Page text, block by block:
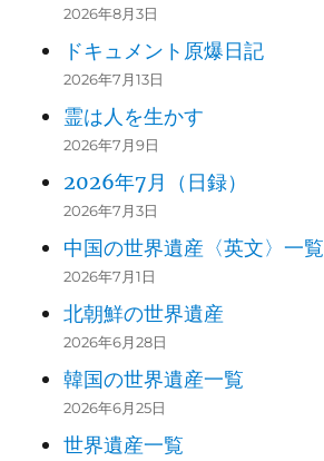
2026年8月3日
ドキュメント原爆日記
2026年7月13日
霊は人を生かす
2026年7月9日
2026年7月（日録）
2026年7月3日
中国の世界遺産〈英文〉一覧
2026年7月1日
北朝鮮の世界遺産
2026年6月28日
韓国の世界遺産一覧
2026年6月25日
世界遺産一覧